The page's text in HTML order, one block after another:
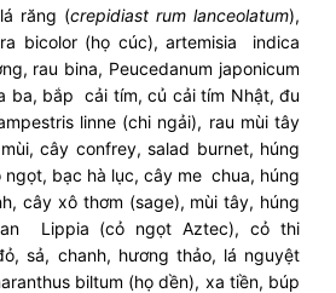
răng (crepidiast rum lanceolatum),
bicolor (họ cúc), artemisia indica
rau bina, Peucedanum japonicum
ba, bắp cải tím, củ cải tím Nhật, đu
linne (chi ngải), rau mùi tây
cây confrey, salad burnet, húng
bạc hà lục, cây me chua, húng
cây xô thơm (sage), mùi tây, húng
Lippia (cỏ ngọt Aztec), cỏ thi
sả, chanh, hương thảo, lá nguyệt
biltum (họ dền), xa tiền, búp